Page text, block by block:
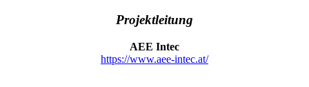
Projektleitung
AEE Intec
https://www.aee-intec.at/